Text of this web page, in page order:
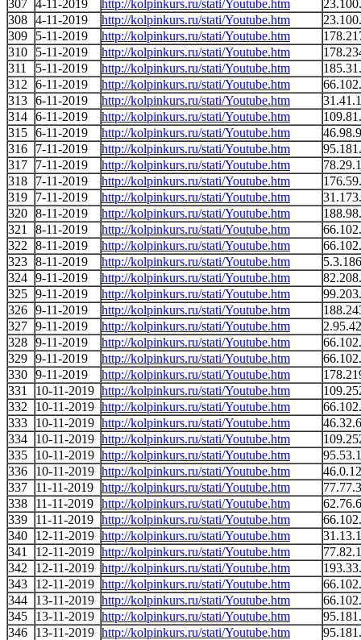
307 4-11-2019 http://kolpinkurs.ru/stati/Youtube.htm
308 4-11-2019 http://kolpinkurs.ru/stati/Youtube.htm
309
5-11-2019 http://kolpinkurs.ru/stati/Youtube.htm
310
5-11-2019 http://kolpinkurs.ru/stati/Youtube.htm
311
5-11-2019 http://kolpinkurs.ru/stati/Youtube.htm
312
6-11-2019 http://kolpinkurs.ru/stati/Youtube.htm
313 6-11-2019 http://kolpinkurs.ru/stati/Youtube.htm
314 6-11-2019 http://kolpinkurs.ru/stati/Youtube.htm
315 6-11-2019 http://kolpinkurs.ru/stati/Youtube.htm
316
7-11-2019 http://kolpinkurs.ru/stati/Youtube.htm
317
7-11-2019 http://kolpinkurs.ru/stati/Youtube.htm
318
7-11-2019 http://kolpinkurs.ru/stati/Youtube.htm
319
7-11-2019 http://kolpinkurs.ru/stati/Youtube.htm
320 8-11-2019 http://kolpinkurs.ru/stati/Youtube.htm
321
8-11-2019 http://kolpinkurs.ru/stati/Youtube.htm
322
8-11-2019 http://kolpinkurs.ru/stati/Youtube.htm
323 8-11-2019 http://kolpinkurs.ru/stati/Youtube.htm
324 9-11-2019 http://kolpinkurs.ru/stati/Youtube.htm
325 9-11-2019 http://kolpinkurs.ru/stati/Youtube.htm
326 9-11-2019 http://kolpinkurs.ru/stati/Youtube.htm
327 9-11-2019 http://kolpinkurs.ru/stati/Youtube.htm
328 9-11-2019 http://kolpinkurs.ru/stati/Youtube.htm
329 9-11-2019 http://kolpinkurs.ru/stati/Youtube.htm
330 9-11-2019 http://kolpinkurs.ru/stati/Youtube.htm
331
10-11-2019 http://kolpinkurs.ru/stati/Youtube.htm
332
10-11-2019 http://kolpinkurs.ru/stati/Youtube.htm
333
10-11-2019 http://kolpinkurs.ru/stati/Youtube.htm
334
10-11-2019 http://kolpinkurs.ru/stati/Youtube.htm
335
10-11-2019 http://kolpinkurs.ru/stati/Youtube.htm
336
10-11-2019 http://kolpinkurs.ru/stati/Youtube.htm
337
11-11-2019 http://kolpinkurs.ru/stati/Youtube.htm
338
11-11-2019 http://kolpinkurs.ru/stati/Youtube.htm
339
11-11-2019 http://kolpinkurs.ru/stati/Youtube.htm
340
12-11-2019 http://kolpinkurs.ru/stati/Youtube.htm
341
12-11-2019 http://kolpinkurs.ru/stati/Youtube.htm
342
12-11-2019 http://kolpinkurs.ru/stati/Youtube.htm
343
12-11-2019 http://kolpinkurs.ru/stati/Youtube.htm
344
13-11-2019 http://kolpinkurs.ru/stati/Youtube.htm
345
13-11-2019 http://kolpinkurs.ru/stati/Youtube.htm
346
13-11-2019 http://kolpinkurs.ru/stati/Youtube.htm